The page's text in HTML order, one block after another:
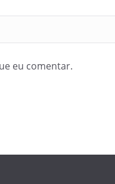
eu comentar.